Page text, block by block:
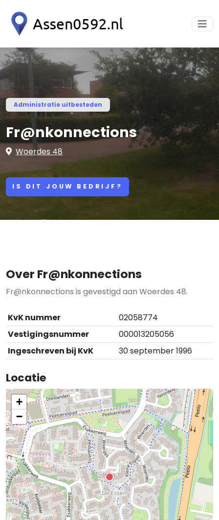
Administratie uitbesteden
Fr@nkonnections
Woerdes 48
IS DIT JOUW BEDRIJF?
Over Fr@nkonnections
Fr@nkonnections is gevestigd aan Woerdes 48.
KvK nummer
02058774
Vestigingsnummer
000013205056
Ingeschreven bij KvK
30 september 1996
Locatie
+
−